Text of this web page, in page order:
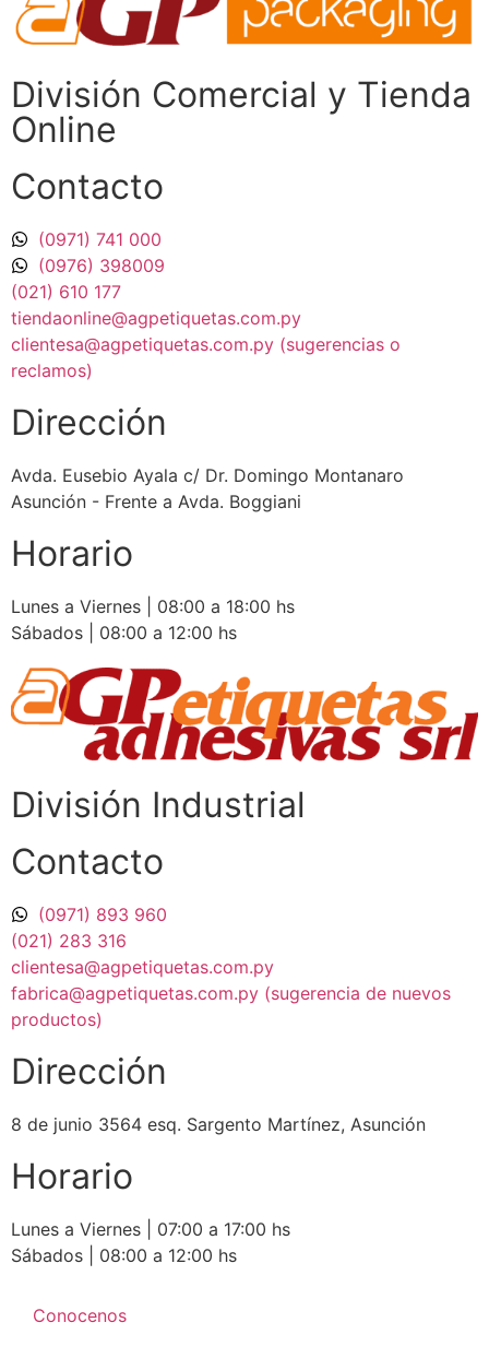
División Comercial​ y Tienda
Online
Contacto
(0971) 741 000
(0976) 398009
(021) 610 177
tiendaonline@agpetiquetas.com.py
clientesa@agpetiquetas.com.py (sugerencias o
reclamos)
Dirección
Avda. Eusebio Ayala c/ Dr. Domingo Montanaro
Asunción - Frente a Avda. Boggiani
Horario
Lunes a Viernes | 08:00 a 18:00 hs
Sábados | 08:00 a 12:00 hs
División Industrial​
Contacto
(0971) 893 960
(021) 283 316
clientesa@agpetiquetas.com.py
fabrica@agpetiquetas.com.py (sugerencia de nuevos
productos)
Dirección
8 de junio 3564 esq. Sargento Martínez, Asunción
Horario
Lunes a Viernes | 07:00 a 17:00 hs
Sábados | 08:00 a 12:00 hs
Conocenos